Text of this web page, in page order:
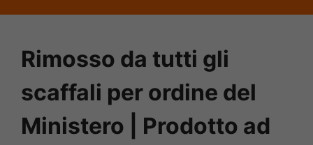
Rimosso da tutti gli
scaffali per ordine del
Ministero | Prodotto ad